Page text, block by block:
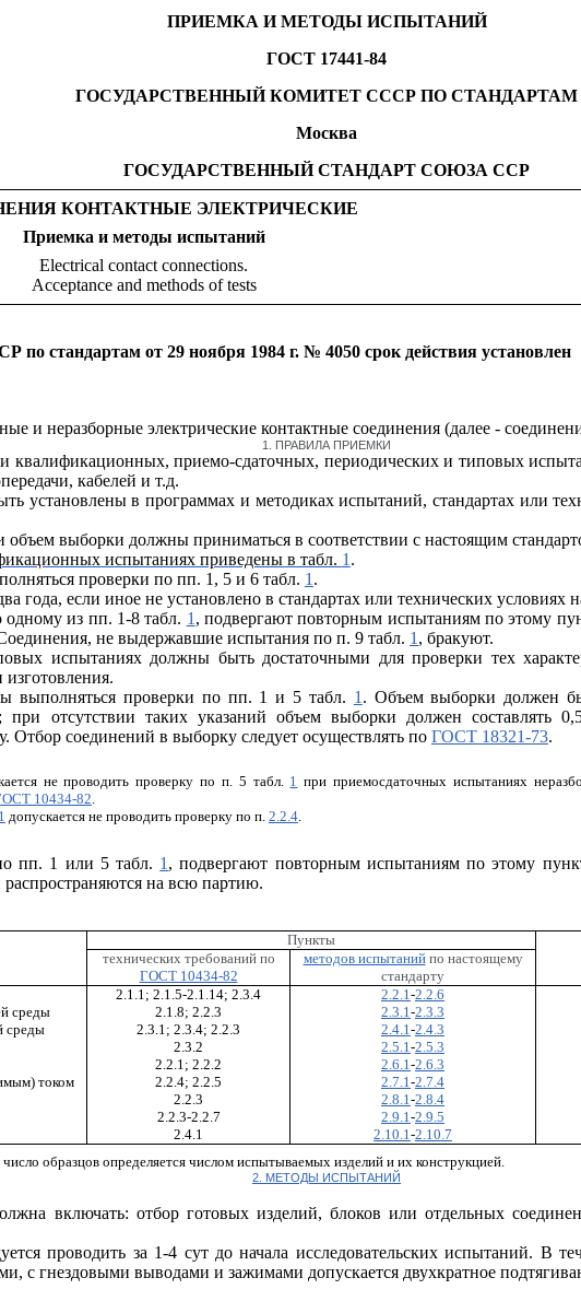
ПРИЕМКА И МЕТОДЫ ИСПЫТАНИЙ
ГОСТ 17441-84
ГОСУДАРСТВЕННЫЙ КОМИТЕТ СССР ПО СТАНДАРТАМ
Москва
ГОСУДАРСТВЕННЫЙ СТАНДАРТ СОЮЗА ССР
КОНТАКТНЫЕ ЭЛЕКТРИЧЕСКИЕ
Приемка и методы испытаний
Electrical contact connections.
Acceptance and methods of tests
по стандартам от 29 ноября 1984 г. № 4050 срок действия установлен
и неразборные электрические контактные соединения (далее -
1. ПРАВИЛА ПРИЕМКИ
квалификационных, приемо-сдаточных, периодических и типовых
кабелей и т.д.
установлены в программах и методиках испытаний, стандартах или
выборки должны приниматься в соответствии с настоящим
испытаниях приведены в табл. 1 .
проверки по пп. 1, 5 и 6 табл. 1 .
года, если иное не установлено в стандартах или технических условиях
из пп. 1-8 табл. 1 , подвергают повторным испытаниям по этому
не выдержавшие испытания по п. 9 табл. 1 , бракуют.
испытаниях должны быть достаточными для проверки тех
выполняться проверки по пп. 1 и 5 табл. 1 . Объем выборки должен
при отсутствии таких указаний объем выборки должен
соединений в выборку следует осуществлять по ГОСТ 18321-73.
не проводить проверку по п. 5 табл. 1 при приемосдаточных испытаниях
10434-82.
1 допускается не проводить проверку по п. 2.2.4.
пп. 1 или 5 табл. 1 , подвергают повторным испытаниям по этому
на всю партию.
Пункты
технических требований по
ГОСТ 10434-82
методов испытанийпо настоящему
стандарту
2.1.1; 2.1.5-2.1.14; 2.3.4 2.2.1-2.2.6
среды
2.1.8; 2.2.3 2.3.1-2.3.3
среды
2.3.1; 2.3.4; 2.2.3 2.4.1-2.4.3
2.3.2 2.5.1-2.5.3
2.2.1; 2.2.2 2.6.1-2.6.3
током
2.2.4; 2.2.5 2.7.1-2.7.4
2.2.3 2.8.1-2.8.4
2.2.3-2.2.7 2.9.1-2.9.5
2.4.1 2.10.1-2.10.7
образцов определяется числом испытываемых изделий и их конструкцией.
2. МЕТОДЫ ИСПЫТАНИЙ
включать: отбор готовых изделий, блоков или отдельных
проводить за 1-4 сут до начала исследовательских испытаний. В
с гнездовыми выводами и зажимами допускается двухкратное